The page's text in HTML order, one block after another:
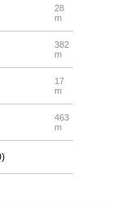
28
m
382
m
17
m
463
m